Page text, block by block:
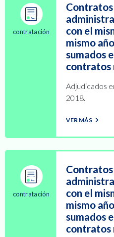
contratación
Contratos
con el
mismo
sumados
contratos
Adjudicados
2018.
VER MÁS
contratación
Contratos
con el
mismo
sumados
contratos